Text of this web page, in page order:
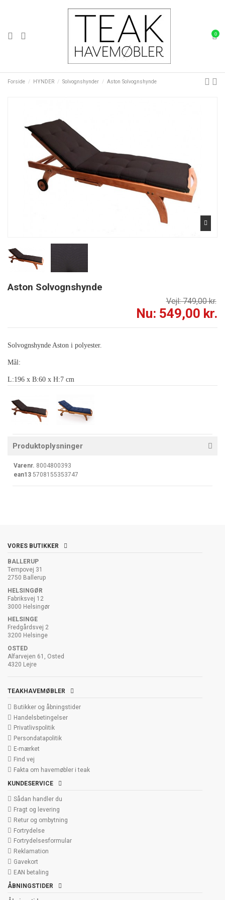
0
Forside HYNDER Solvognshynder Aston Solvognshynde
Aston Solvognshynde
Vejl: 749,00 kr.
Nu: 549,00 kr.
Solvognshynde Aston i polyester.
Mål:
L:196 x B:60 x H:7 cm
Produktoplysninger
Varenr. 8004800393
ean13 5708155353747
VORES BUTIKKER
BALLERUP
Tempovej 31
2750 Ballerup
HELSINGØR
Fabriksvej 12
3000 Helsingør
HELSINGE
Fredgårdsvej 2
3200 Helsinge
OSTED
Alfarvejen 61, Osted
4320 Lejre
TEAKHAVEMØBLER
Butikker og åbningstider
Handelsbetingelser
Privatlivspolitik
Persondatapolitik
E-mærket
Find vej
Fakta om havemøbler i teak
KUNDESERVICE
Sådan handler du
Fragt og levering
Retur og ombytning
Fortrydelse
Fortrydelsesformular
Reklamation
Gavekort
EAN betaling
ÅBNINGSTIDER